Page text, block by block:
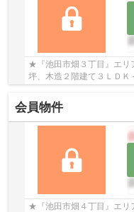
★『池田市畑３丁目』エリ
坪、木造２階建て３ＬＤ
室内リフォーム済み物件で
会員物件
★『池田市畑４丁目』エリ